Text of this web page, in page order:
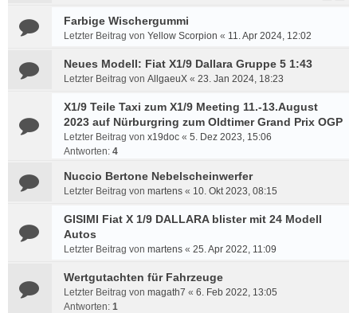
Farbige Wischergummi
Letzter Beitrag von Yellow Scorpion « 11. Apr 2024, 12:02
Neues Modell: Fiat X1/9 Dallara Gruppe 5 1:43
Letzter Beitrag von AllgaeuX « 23. Jan 2024, 18:23
X1/9 Teile Taxi zum X1/9 Meeting 11.-13.August
2023 auf Nürburgring zum Oldtimer Grand Prix OGP
Letzter Beitrag von x19doc « 5. Dez 2023, 15:06
Antworten: 4
Nuccio Bertone Nebelscheinwerfer
Letzter Beitrag von martens « 10. Okt 2023, 08:15
GISIMI Fiat X 1/9 DALLARA blister mit 24 Modell
Autos
Letzter Beitrag von martens « 25. Apr 2022, 11:09
Wertgutachten für Fahrzeuge
Letzter Beitrag von magath7 « 6. Feb 2022, 13:05
Antworten: 1